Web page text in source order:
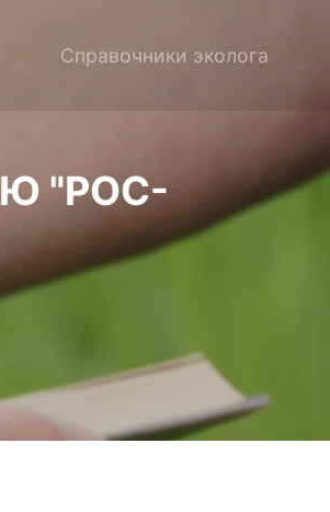
Справочники эколога
"РОС-